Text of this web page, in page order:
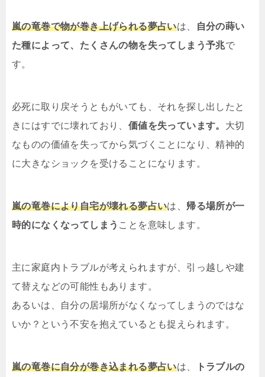
嵐の竜巻で物が巻き上げられる夢占いは、
自分の蒔い
た種によって、たくさんの物を失ってしまう予兆で
す。
必死に取り戻そうともがいても、それを探し出したと
きにはすでに壊れており、 価値を失っています。 大切
なものの価値を失ってから気づくことになり、精神的
に大きなショックを受けることになります。
嵐の竜巻により自宅が壊れる夢占いは、 帰る場所が一
時的になくなってしまう ことを意味します。
主に家庭内トラブルが考えられますが、引っ越しや建
て替えなどの可能性もあります。
あるいは、自分の居場所がなくなってしまうのではな
いか？という不安を抱えているとも捉えられます。
嵐の竜巻に自分が巻き込まれる夢占いは、
トラブルの